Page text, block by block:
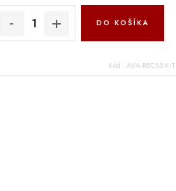
DO KOŠÍKA
Kód: AVA-RBC55-KIT